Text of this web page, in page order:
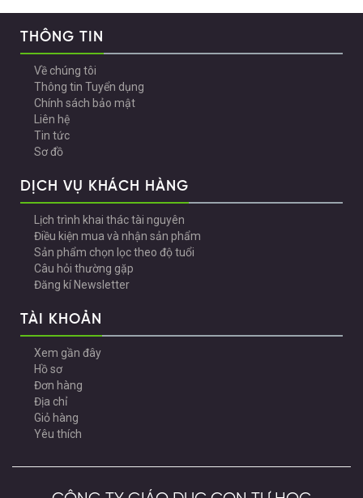
THÔNG TIN
Về chúng tôi
Thông tin Tuyển dụng
Chính sách bảo mật
Liên hệ
Tin tức
Sơ đồ
DỊCH VỤ KHÁCH HÀNG
Lịch trình khai thác tài nguyên
Điều kiện mua và nhận sản phẩm
Sản phẩm chọn lọc theo độ tuổi
Câu hỏi thường gặp
Đăng kí Newsletter
TÀI KHOẢN
Xem gần đây
Hồ sơ
Đơn hàng
Địa chỉ
Giỏ hàng
Yêu thích